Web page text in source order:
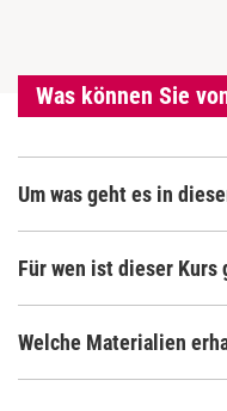
Was können Sie
Um was geht es in
Für wen ist dieser Kurs
Welche Materialien